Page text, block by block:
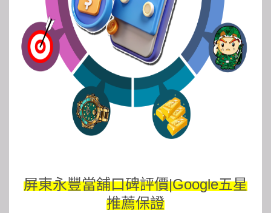
屏東永豐當舖口碑評價|Google五星
推薦保證